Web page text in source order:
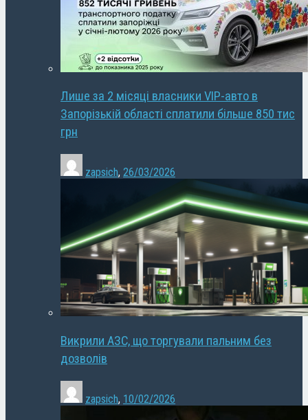
Лише за 2 місяці власники VIP-авто в
Запорізькій області сплатили більше 850 тис
грн
zapsich, 26/03/2026
Викрили АЗС, що торгували пальним без
дозволів
zapsich, 10/02/2026